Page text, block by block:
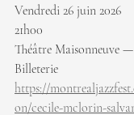
Vendredi 26 juin 2026
21h00
Théâtre Maisonneuve
Billeterie
https://
on/cecile-mclorin-